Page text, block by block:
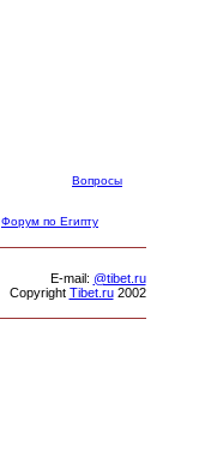
Вопросы
Форум по Египту
Е-mail: @tibet.ru
Copyright Tibet.ru2002